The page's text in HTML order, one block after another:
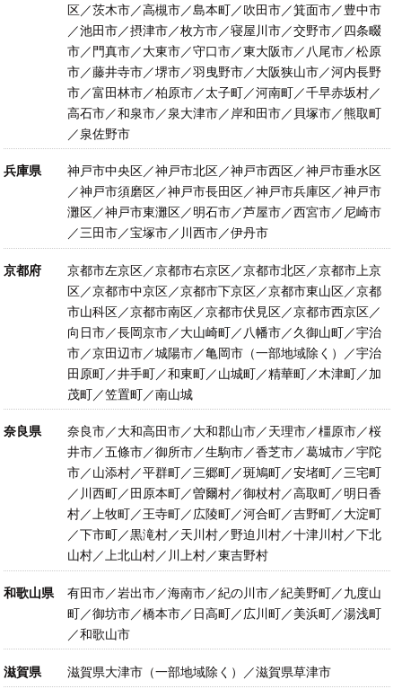
区／茨木市／高槻市／島本町／吹田市／箕面市／豊中市
／池田市／摂津市／枚方市／寝屋川市／交野市／四条畷
市／門真市／大東市／守口市／東大阪市／八尾市／松原
市／藤井寺市／堺市／羽曳野市／大阪狭山市／河内長野
市／富田林市／柏原市／太子町／河南町／千早赤坂村／
高石市／和泉市／泉大津市／岸和田市／貝塚市／熊取町
／泉佐野市
兵庫県
神戸市中央区／神戸市北区／神戸市西区／神戸市垂水区
／神戸市須磨区／神戸市長田区／神戸市兵庫区／神戸市
灘区／神戸市東灘区／明石市／芦屋市／西宮市／尼崎市
／三田市／宝塚市／川西市／伊丹市
京都府
京都市左京区／京都市右京区／京都市北区／京都市上京
区／京都市中京区／京都市下京区／京都市東山区／京都
市山科区／京都市南区／京都市伏見区／京都市西京区／
向日市／長岡京市／大山崎町／八幡市／久御山町／宇治
市／京田辺市／城陽市／亀岡市（一部地域除く）／宇治
田原町／井手町／和東町／山城町／精華町／木津町／加
茂町／笠置町／南山城
奈良県
奈良市／大和高田市／大和郡山市／天理市／橿原市／桜
井市／五條市／御所市／生駒市／香芝市／葛城市／宇陀
市／山添村／平群町／三郷町／斑鳩町／安堵町／三宅町
／川西町／田原本町／曽爾村／御杖村／高取町／明日香
村／上牧町／王寺町／広陵町／河合町／吉野町／大淀町
／下市町／黒滝村／天川村／野迫川村／十津川村／下北
山村／上北山村／川上村／東吉野村
和歌山県
有田市／岩出市／海南市／紀の川市／紀美野町／九度山
町／御坊市／橋本市／日高町／広川町／美浜町／湯浅町
／和歌山市
滋賀県 滋賀県大津市（一部地域除く）／滋賀県草津市